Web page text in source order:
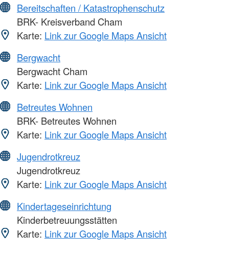
Bereitschaften / Katastrophenschutz
BRK- Kreisverband Cham
Karte: Link zur Google Maps Ansicht
Bergwacht
Bergwacht Cham
Karte: Link zur Google Maps Ansicht
Betreutes Wohnen
BRK- Betreutes Wohnen
Karte: Link zur Google Maps Ansicht
Jugendrotkreuz
Jugendrotkreuz
Karte: Link zur Google Maps Ansicht
Kindertageseinrichtung
Kinderbetreuungsstätten
Karte: Link zur Google Maps Ansicht